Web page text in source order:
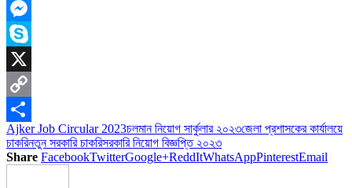
LinkedIn
Messenger
Skype
X
Copy
Link
Share
Ajker Job Circular 2023চলমান নিয়োগ সার্কুলার ২০২৩জেলা প্রশাসকের কার্যালয়ে
চাকরিনতুন সরকারি চাকরিসরকারি নিয়োগ বিজ্ঞপ্তি ২০২৩
Share FacebookTwitterGoogle+ReddItWhatsAppPinterestEmail